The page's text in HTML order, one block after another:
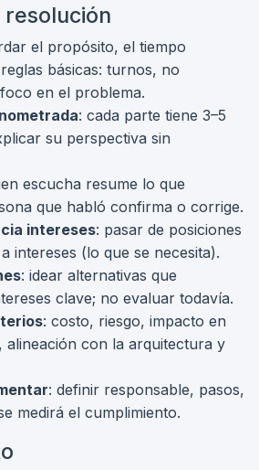
resolución
el propósito, el tiempo
básicas: turnos, no
en el problema.
: cada parte tiene 3–5
su perspectiva sin
escucha resume lo que
que habló confirma o corrige.
intereses: pasar de posiciones
intereses (lo que se necesita).
: idear alternativas que
clave; no evaluar todavía.
: costo, riesgo, impacto en
alineación con la arquitectura y
: definir responsable, pasos,
medirá el cumplimiento.